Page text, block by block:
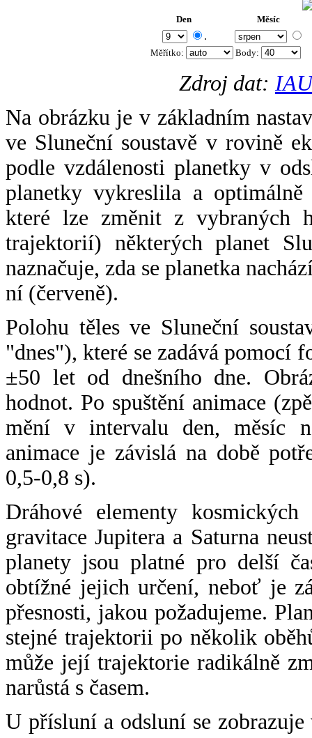
Den Měsíc
.
Měřítko: Body:
Zdroj dat:
Na obrázku je v základním
ve Sluneční soustavě v rovině
podle vzdálenosti planetky v
planetky vykreslila a
které lze změnit z vybraných
trajektorií) některých planet
naznačuje, zda se planetka
ní (červeně).
Polohu těles ve Sluneční
"dnes"), které se zadává pomocí
±50 let od dnešního dne.
hodnot. Po spuštění animace
mění v intervalu den, měsíc
animace je závislá na době
0,5-0,8 s).
Dráhové elementy
gravitace Jupitera a Saturna
planety jsou platné pro delší
obtížné jejich určení, neboť je
přesnosti, jakou požadujeme.
stejné trajektorii po několik
může její trajektorie radikálně
narůstá s časem.
U přísluní a odsluní se